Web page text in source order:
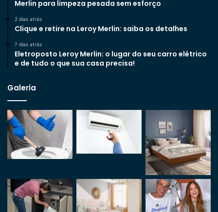
Merlin para limpeza pesada sem esforço
2 dias atrás
Clique e retire na Leroy Merlin: saiba os detalhes
7 dias atrás
Eletroposto Leroy Merlin: o lugar do seu carro elétrico
e de tudo o que sua casa precisa!
Galeria